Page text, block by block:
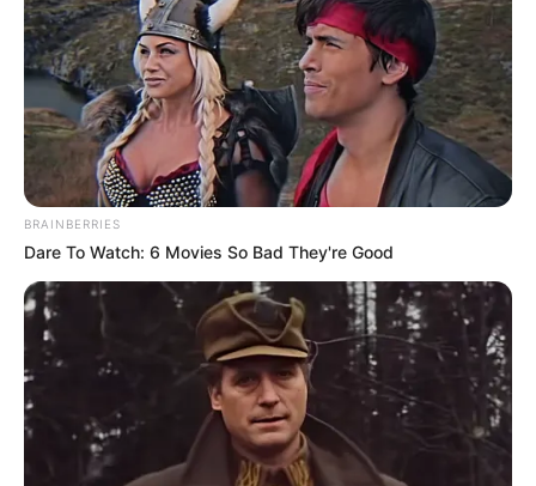
Szerző
More by Szerző
BRAINBERRIES
Dare To Watch: 6 Movies So Bad They're Good